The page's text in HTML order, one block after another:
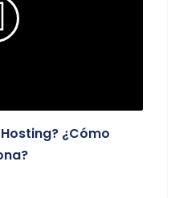
¿Cómo